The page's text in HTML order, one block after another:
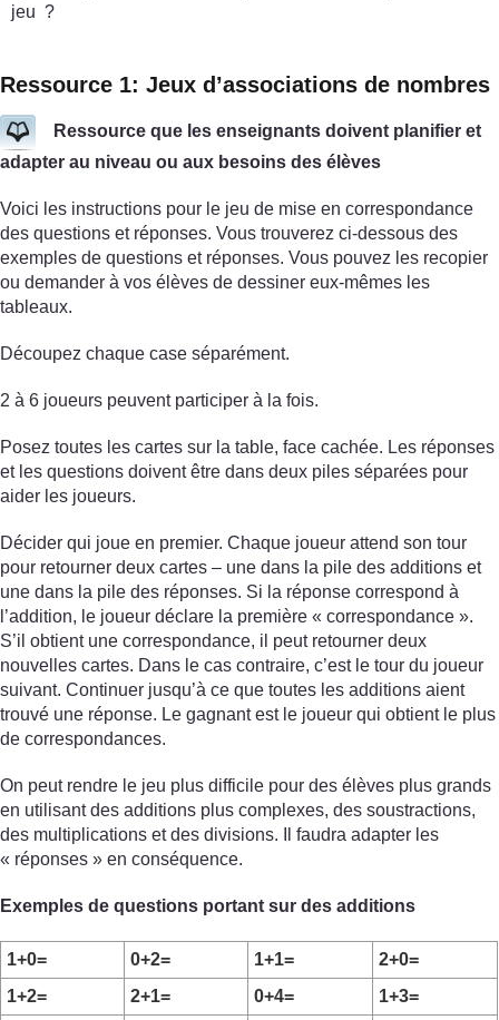
jeu ?
Ressource 1: Jeux d’associations de nombres
Ressource que les enseignants doivent planifier et
adapter au niveau ou aux besoins des élèves
Voici les instructions pour le jeu de mise en correspondance
des questions et réponses. Vous trouverez ci-dessous des
exemples de questions et réponses. Vous pouvez les recopier
ou demander à vos élèves de dessiner eux-mêmes les
tableaux.
Découpez chaque case séparément.
2 à 6 joueurs peuvent participer à la fois.
Posez toutes les cartes sur la table, face cachée. Les réponses
et les questions doivent être dans deux piles séparées pour
aider les joueurs.
Décider qui joue en premier. Chaque joueur attend son tour
pour retourner deux cartes – une dans la pile des additions et
une dans la pile des réponses. Si la réponse correspond à
l’addition, le joueur déclare la première « correspondance ».
S’il obtient une correspondance, il peut retourner deux
nouvelles cartes. Dans le cas contraire, c’est le tour du joueur
suivant. Continuer jusqu’à ce que toutes les additions aient
trouvé une réponse. Le gagnant est le joueur qui obtient le plus
de correspondances.
On peut rendre le jeu plus difficile pour des élèves plus grands
en utilisant des additions plus complexes, des soustractions,
des multiplications et des divisions. Il faudra adapter les
« réponses » en conséquence.
Exemples de questions portant sur des additions
1+0= 0+2= 1+1=
2+0=
1+2=
2+1= 0+4= 1+3=